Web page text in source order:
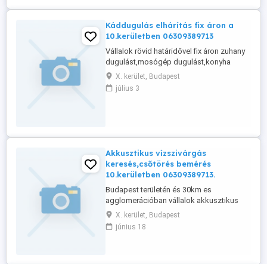
Káddugulás elhárítás fix áron a
10.kerületben 06309389713
Vállalok rövid határidővel fix áron zuhany
dugulást,mosógép dugulást,konyha
dugulást,padlóösszefolyó
duguláselhárítást.
X. kerület, Budapest
július 3
Akkusztikus vízszivárgás
keresés,csőtörés bemérés
10.kerületben 06309389713.
Budapest területén és 30km es
agglomerációban vállalok akkusztikus
vízszivárgás keresést, hőkamerás
vízszivárgás keresést,csőtörés bemérést
rövid határidővel.
X. kerület, Budapest
június 18